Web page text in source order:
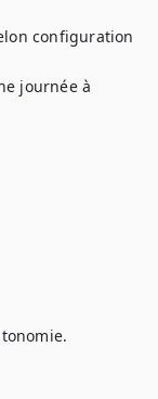
configuration
journée à